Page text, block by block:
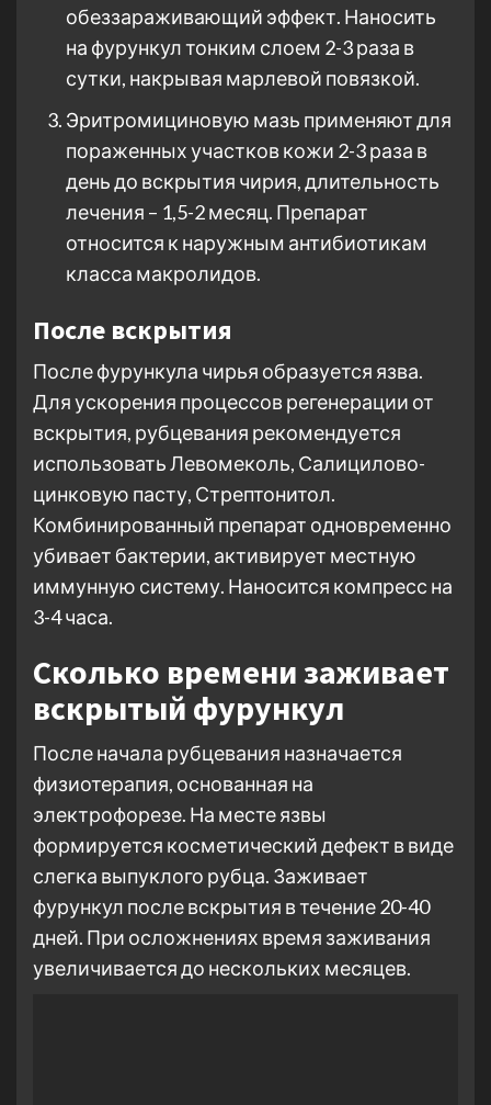
обеззараживающий эффект. Наносить
на фурункул тонким слоем 2-3 раза в
сутки, накрывая марлевой повязкой.
Эритромициновую мазь применяют для
пораженных участков кожи 2-3 раза в
день до вскрытия чирия, длительность
лечения – 1,5-2 месяц. Препарат
относится к наружным антибиотикам
класса макролидов.
После вскрытия
После фурункула чирья образуется язва.
Для ускорения процессов регенерации от
вскрытия, рубцевания рекомендуется
использовать Левомеколь, Салицилово-
цинковую пасту, Стрептонитол.
Комбинированный препарат одновременно
убивает бактерии, активирует местную
иммунную систему. Наносится компресс на
3-4 часа.
Сколько времени заживает
вскрытый фурункул
После начала рубцевания назначается
физиотерапия, основанная на
электрофорезе. На месте язвы
формируется косметический дефект в виде
слегка выпуклого рубца. Заживает
фурункул после вскрытия в течение 20-40
дней. При осложнениях время заживания
увеличивается до нескольких месяцев.